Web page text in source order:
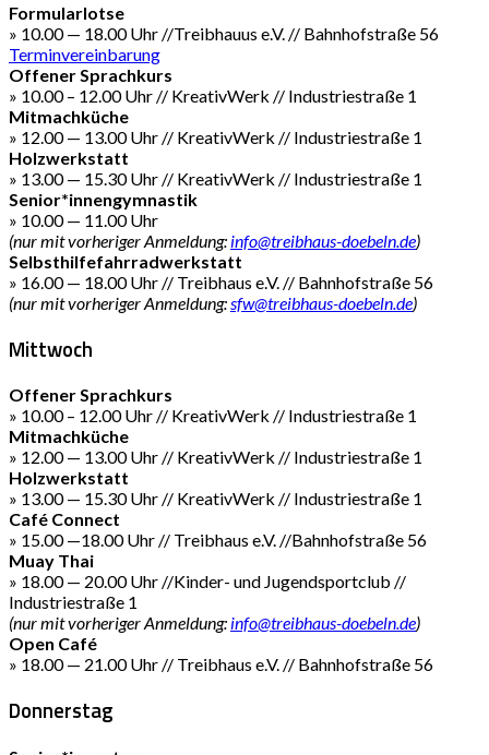
Formularlotse
» 10.00 — 18.00 Uhr //Treibhauus e.V. // Bahnhofstraße 56
Terminvereinbarung
Offener Sprachkurs
» 10.00 – 12.00 Uhr // KreativWerk // Industriestraße 1
Mitmachküche
» 12.00 — 13.00 Uhr // KreativWerk // Industriestraße 1
Holzwerkstatt
» 13.00 — 15.30 Uhr // KreativWerk // Industriestraße 1
Senior*innengymnastik
» 10.00 — 11.00 Uhr
(nur mit vorheriger Anmeldung: info@treibhaus-doebeln.de)
Selbsthilfefahrradwerkstatt
» 16.00 — 18.00 Uhr // Treibhaus e.V. // Bahnhofstraße 56
(nur mit vorheriger Anmeldung:sfw@treibhaus-doebeln.de)
Mittwoch
Offener Sprachkurs
» 10.00 – 12.00 Uhr // KreativWerk // Industriestraße 1
Mitmachküche
» 12.00 — 13.00 Uhr // KreativWerk // Industriestraße 1
Holzwerkstatt
» 13.00 — 15.30 Uhr // KreativWerk // Industriestraße 1
Café Connect
» 15.00 —18.00 Uhr // Treibhaus e.V. //Bahnhofstraße 56
Muay Thai
» 18.00 — 20.00 Uhr //Kinder- und Jugendsportclub //
Industriestraße 1
(nur mit vorheriger Anmeldung: info@treibhaus-doebeln.de)
Open Café
» 18.00 — 21.00 Uhr // Treibhaus e.V. // Bahnhofstraße 56
Donnerstag